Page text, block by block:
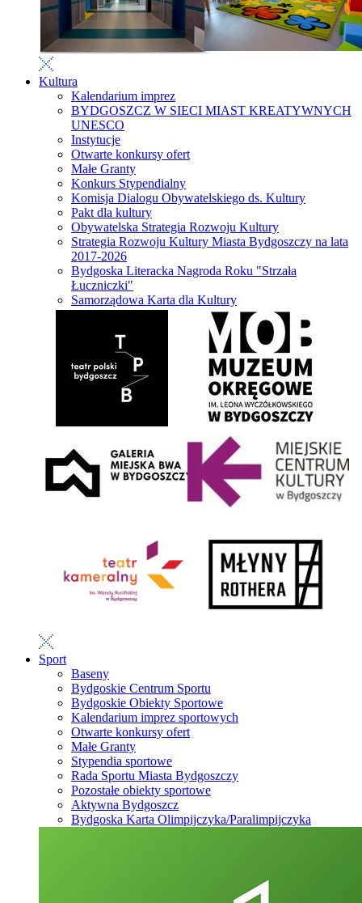
Kultura
Kalendarium imprez
BYDGOSZCZ W SIECI MIAST KREATYWNYCH
UNESCO
Instytucje
Otwarte konkursy ofert
Małe Granty
Konkurs Stypendialny
Komisja Dialogu Obywatelskiego ds. Kultury
Pakt dla kultury
Obywatelska Strategia Rozwoju Kultury
Strategia Rozwoju Kultury Miasta Bydgoszczy na lata
2017-2026
Bydgoska Literacka Nagroda Roku "Strzała
Łuczniczki"
Samorządowa Karta dla Kultury
Sport
Baseny
Bydgoskie Centrum Sportu
Bydgoskie Obiekty Sportowe
Kalendarium imprez sportowych
Otwarte konkursy ofert
Małe Granty
Stypendia sportowe
Rada Sportu Miasta Bydgoszczy
Pozostałe obiekty sportowe
Aktywna Bydgoszcz
Bydgoska Karta Olimpijczyka/Paralimpijczyka